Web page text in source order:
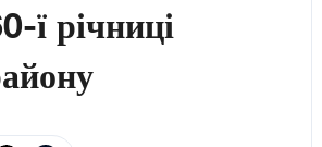
ї річниці